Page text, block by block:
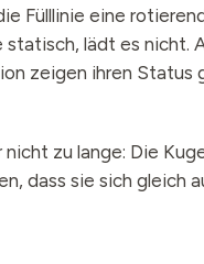
Fülllinie eine
statisch, lädt es nicht.
zeigen ihren Status
nicht zu lange: Die
dass sie sich gleich